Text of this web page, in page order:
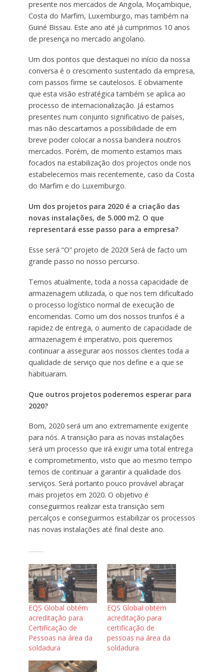
presente nos mercados de Angola, Moçambique,
Costa do Marfim, Luxemburgo, mas também na
Guiné Bissau. Este ano até já cumprimos 10 anos
de presença no mercado angolano.
Um dos pontos que destaquei no início da nossa
conversa é o crescimento sustentado da empresa,
com passos firme se cautelosos. E obviamente
que esta visão estratégica também se aplica ao
processo de internacionalização. Já estamos
presentes num conjunto significativo de países,
mas não descartamos a possibilidade de em
breve poder colocar a nossa bandeira noutros
mercados. Porém, de momento estamos mais
focados na estabilização dos projectos onde nos
estabelecemos mais recentemente, caso da Costa
do Marfim e do Luxemburgo.
Um dos projetos para 2020 é a criação das
novas instalações, de 5.000 m2. O que
representará esse passo para a empresa?
Esse será “O” projeto de 2020! Será de facto um
grande passo no nosso percurso.
Temos atualmente, toda a nossa capacidade de
armazenagem utilizada, o que nos tem dificultado
o processo logístico normal de execução de
encomendas. Como um dos nossos trunfos é a
rapidez de entrega, o aumento de capacidade de
armazenagem é imperativo, pois queremos
continuar a assegurar aos nossos clientes toda a
qualidade de serviço que nos define e a que se
habituaram.
Que outros projetos poderemos esperar para
2020?
Bom, 2020 será um ano extremamente exigente
para nós. A transição para as novas instalações
será um processo que irá exigir uma total entrega
e comprometimento, visto que ao mesmo tempo
temos de continuar a garantir a qualidade dos
serviços. Será portanto pouco provável abraçar
mais projetos em 2020. O objetivo é
conseguirmos realizar esta transição sem
percalços e conseguirmos estabilizar os processos
nas novas instalações até final deste ano.
EQS Global obtém
acreditação para
Certificação de
Pessoas na área da
soldadura
EQS Global obtém
acreditação para
certificação de
pessoas na área da
soldadura